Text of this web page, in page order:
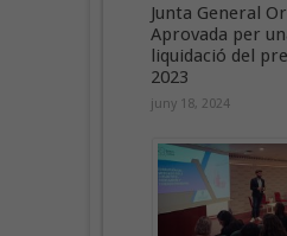
Junta General
Aprovada per
liquidació del
2023
juny 18, 2024